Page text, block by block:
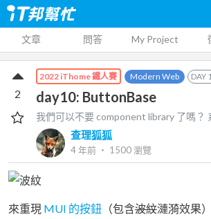
文章 問答 My Project
2022 iThome 鐵人賽 Modern Web DAY
day10: ButtonBase
我們可以不要 component library 了嗎？
查理狐狐
4 年前 ‧ 1500瀏覽
2
來重現 MUI 的按鈕 （包含波紋漣漪效果